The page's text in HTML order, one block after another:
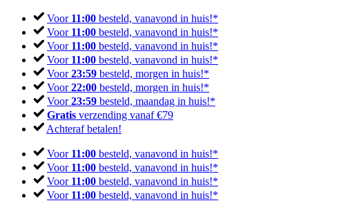
Voor 11:00 besteld, vanavond in huis!*
Voor 11:00 besteld, vanavond in huis!*
Voor 11:00 besteld, vanavond in huis!*
Voor 11:00 besteld, vanavond in huis!*
Voor23:59 besteld, morgen in huis!*
Voor22:00 besteld, morgen in huis!*
Voor23:59 besteld, maandag in huis!*
Gratis verzending vanaf €79
Achteraf betalen!
Voor 11:00 besteld, vanavond in huis!*
Voor 11:00 besteld, vanavond in huis!*
Voor 11:00 besteld, vanavond in huis!*
Voor 11:00 besteld, vanavond in huis!*